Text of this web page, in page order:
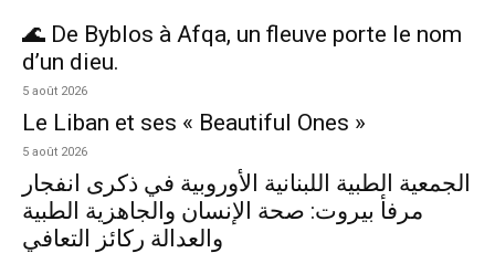
🌊 De Byblos à Afqa, un fleuve porte le nom
d’un dieu.
5 août 2026
Le Liban et ses « Beautiful Ones »
5 août 2026
الجمعية الطبية اللبنانية الأوروبية في ذكرى انفجار
مرفأ بيروت: صحة الإنسان والجاهزية الطبية
والعدالة ركائز التعافي